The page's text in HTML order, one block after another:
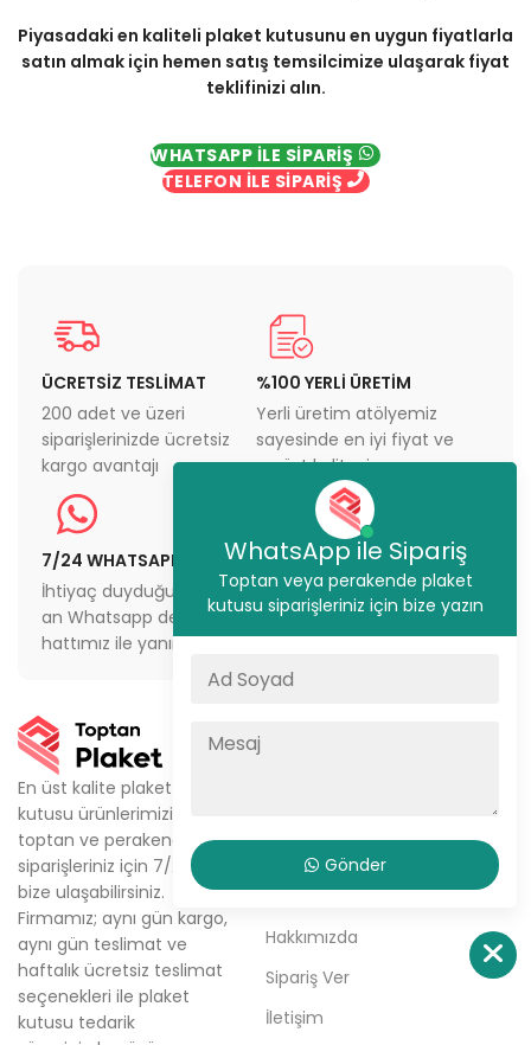
Piyasadaki en kaliteli plaket kutusunu en uygun fiyatlarla
satın almak için hemen satış temsilcimize ulaşarak fiyat
teklifinizi alın.
WHATSAPP İLE SİPARİŞ
TELEFON İLE SİPARİŞ
ÜCRETSİZ TESLİMAT
200 adet ve üzeri
siparişlerinizde ücretsiz
kargo avantajı
%100 YERLİ ÜRETİM
Yerli üretim atölyemiz
sayesinde en iyi fiyat ve
en üst kaliteyi sunuyoruz
7/24 WHATSAPP DESTEĞİ
İhtiyaç duyduğunuz her
an Whatsapp destek
hattımız ile yanınızdayız
STOKTAN GÖNDERİM
İstanbul’da aynı gün
sevkiyat veya depodan
teslimat imkanı
En üst kalite plaket
kutusu ürünlerimizi,
toptan ve perakende
siparişleriniz için 7/24
bize ulaşabilirsiniz.
Firmamız; aynı gün kargo,
aynı gün teslimat ve
haftalık ücretsiz teslimat
seçenekleri ile plaket
kutusu tedarik
Kristal Plaket Kutusu
Tabak Plaket Kutusu
Hakkımızda
Sipariş Ver
İletişim
WhatsApp ile Sipariş
Toptan veya perakende plaket
kutusu siparişleriniz için bize yazın
Gönder